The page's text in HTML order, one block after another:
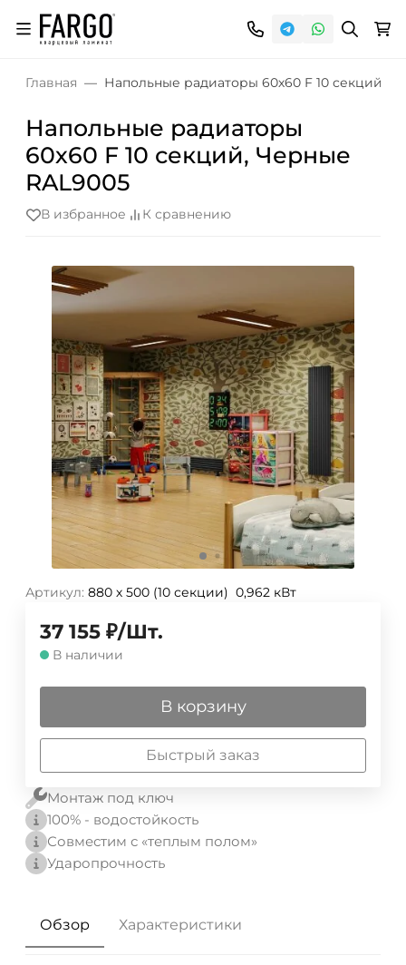
Главная Напольные радиаторы 60х60 F 10 секций,
Напольные радиаторы
60х60 F 10 секций, Черные
RAL9005
В избранное К сравнению
Артикул: 880 х 500 (10 секции) 0,962 кВт
37 155 ₽/Шт.
В наличии
В корзину
Быстрый заказ
Монтаж под ключ
100% - водостойкость
Совместим с «теплым полом»
Ударопрочность
Обзор Характеристики